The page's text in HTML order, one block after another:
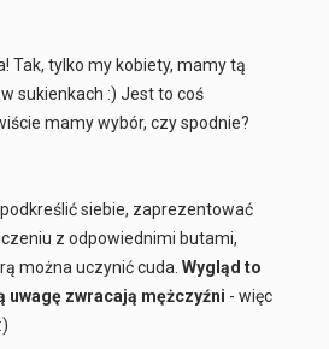
Tak, tylko my kobiety, mamy tą
sukienkach :) Jest to coś
mamy wybór, czy spodnie?
siebie, zaprezentować
z odpowiednimi butami,
można uczynić cuda.Wygląd to
uwagę zwracają mężczyźni - więc